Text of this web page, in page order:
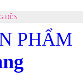
ĐỀN
PHẨM